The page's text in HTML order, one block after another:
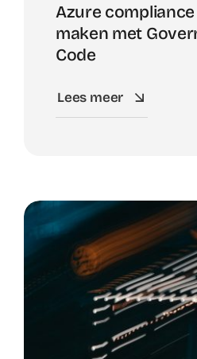
Azure
maken met
Code
Lees meer